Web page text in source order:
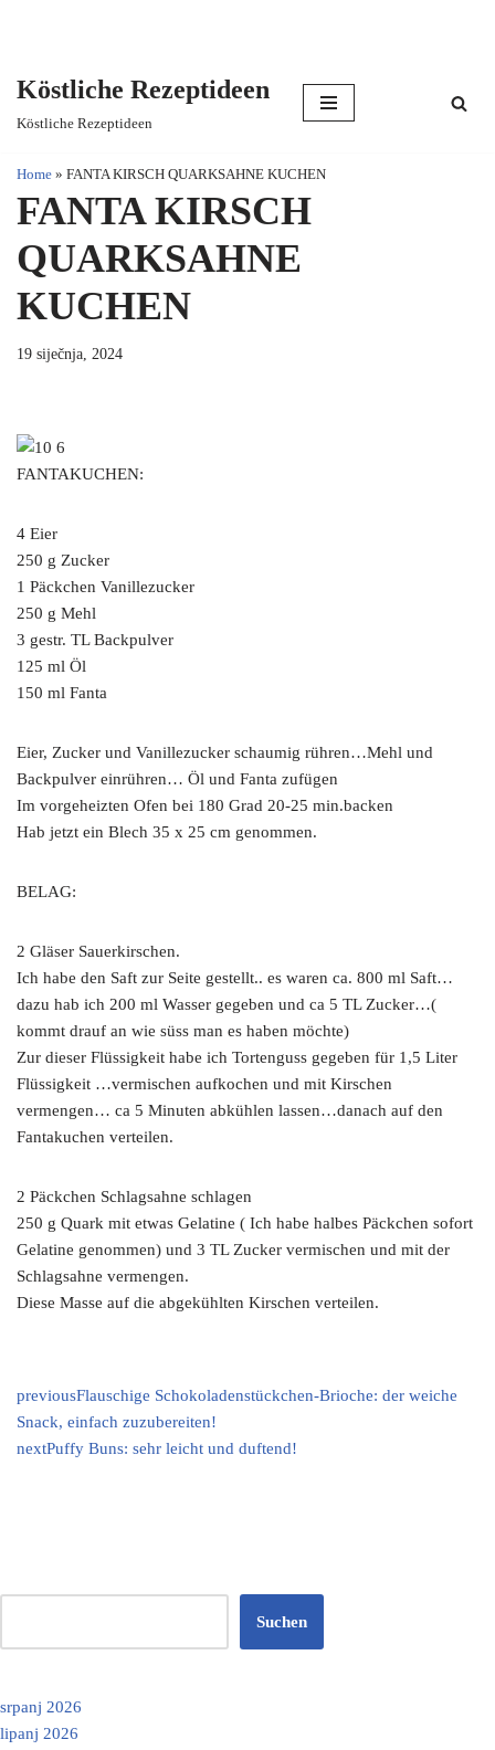
content
Köstliche Rezeptideen
Köstliche Rezeptideen
Home » FANTA KIRSCH QUARKSAHNE KUCHEN
FANTA KIRSCH
QUARKSAHNE
KUCHEN
19 siječnja, 2024
FANTAKUCHEN:
4 Eier
250 g Zucker
1 Päckchen Vanillezucker
250 g Mehl
3 gestr. TL Backpulver
125 ml Öl
150 ml Fanta
Eier, Zucker und Vanillezucker schaumig rühren…Mehl und
Backpulver einrühren… Öl und Fanta zufügen
Im vorgeheizten Ofen bei 180 Grad 20-25 min.backen
Hab jetzt ein Blech 35 x 25 cm genommen.
BELAG:
2 Gläser Sauerkirschen.
Ich habe den Saft zur Seite gestellt.. es waren ca. 800 ml Saft…
dazu hab ich 200 ml Wasser gegeben und ca 5 TL Zucker…(
kommt drauf an wie süss man es haben möchte)
Zur dieser Flüssigkeit habe ich Tortenguss gegeben für 1,5 Liter
Flüssigkeit …vermischen aufkochen und mit Kirschen
vermengen… ca 5 Minuten abkühlen lassen…danach auf den
Fantakuchen verteilen.
2 Päckchen Schlagsahne schlagen
250 g Quark mit etwas Gelatine ( Ich habe halbes Päckchen sofort
Gelatine genommen) und 3 TL Zucker vermischen und mit der
Schlagsahne vermengen.
Diese Masse auf die abgekühlten Kirschen verteilen.
previousFlauschige Schokoladenstückchen-Brioche: der weiche
Snack, einfach zuzubereiten!
nextPuffy Buns: sehr leicht und duftend!
Suchen
srpanj 2026
lipanj 2026